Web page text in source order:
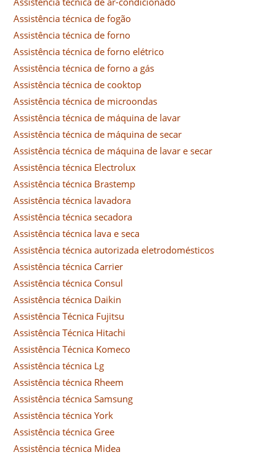
Assistência técnica de fogão
Assistência técnica de forno
Assistência técnica de forno elétrico
Assistência técnica de forno a gás
Assistência técnica de cooktop
Assistência técnica de microondas
Assistência técnica de máquina de lavar
Assistência técnica de máquina de secar
Assistência técnica de máquina de lavar e secar
Assistência técnica Electrolux
Assistência técnica Brastemp
Assistência técnica lavadora
Assistência técnica secadora
Assistência técnica lava e seca
Assistência técnica autorizada eletrodomésticos
Assistência técnica Carrier
Assistência técnica Consul
Assistência técnica Daikin
Assistência Técnica Fujitsu
Assistência Técnica Hitachi
Assistência Técnica Komeco
Assistência técnica Lg
Assistência técnica Rheem
Assistência técnica Samsung
Assistência técnica York
Assistência técnica Gree
Assistência técnica Midea